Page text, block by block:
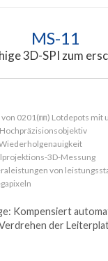
MS-11
3D-SPI zum
0201(㎜) Lotdepots
3D-Messung
von
Kompensiert
der